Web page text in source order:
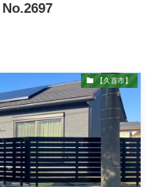
【久喜市】